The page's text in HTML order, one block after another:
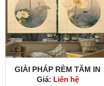
GIẢI PHÁP RÈM TĂM IN
CHO NHỮNG KHUNG CỬA
Giá: Liên hệ